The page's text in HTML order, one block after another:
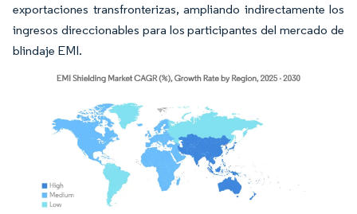
exportaciones transfronterizas, ampliando indirectamente los
ingresos direccionables para los participantes del mercado de
blindaje EMI.